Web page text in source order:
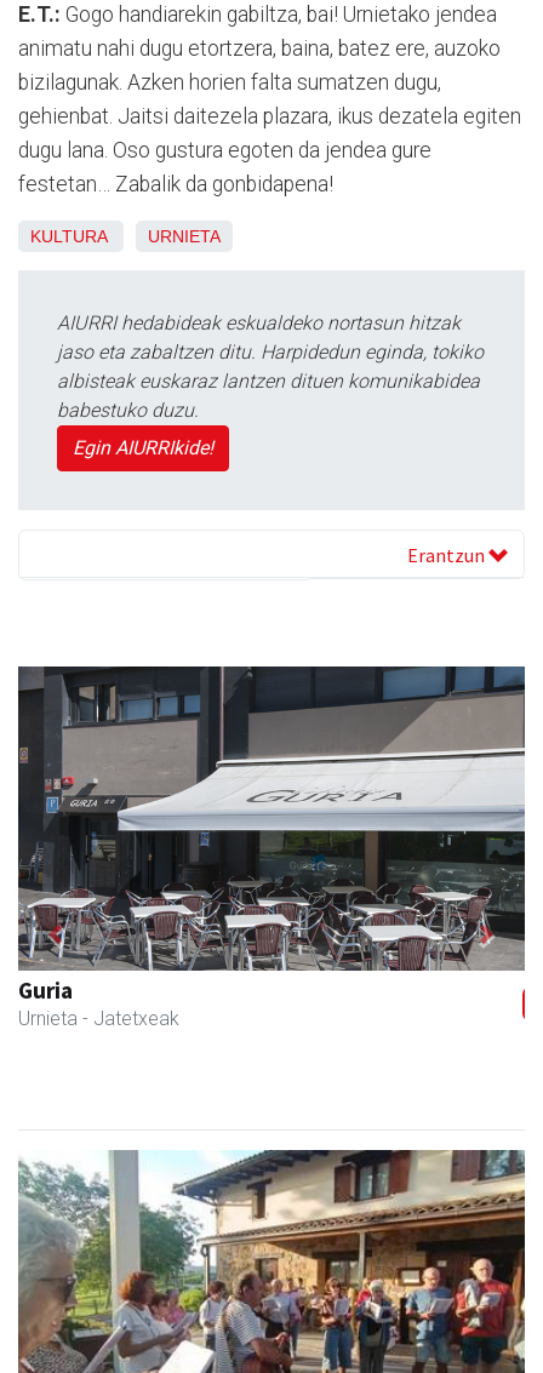
E.T.: Gogo handiarekin gabiltza, bai! Urnietako jendea
animatu nahi dugu etortzera, baina, batez ere, auzoko
bizilagunak. Azken horien falta sumatzen dugu,
gehienbat. Jaitsi daitezela plazara, ikus dezatela egiten
dugu lana. Oso gustura egoten da jendea gure
festetan… Zabalik da gonbidapena!
KULTURA URNIETA
AIURRI hedabideak eskualdeko nortasun hitzak
jaso eta zabaltzen ditu. Harpidedun eginda, tokiko
albisteak euskaraz lantzen dituen komunikabidea
babestuko duzu.
Egin AIURRIkide!
Erantzun
Guria
Urnieta - Jatetxeak
Previous Next